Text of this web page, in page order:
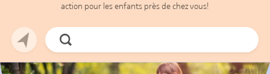
action pour les enfants près de chez vous!
Chercher